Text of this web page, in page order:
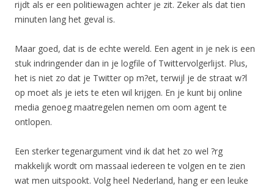
rijdt als er een politiewagen achter je zit. Zeker als dat tien
minuten lang het geval is.
Maar goed, dat is de echte wereld. Een agent in je nek is een
stuk indringender dan in je logfile of Twittervolgerlijst. Plus,
het is niet zo dat je Twitter op m?et, terwijl je de straat w?l
op moet als je iets te eten wil krijgen. En je kunt bij online
media genoeg maatregelen nemen om oom agent te
ontlopen.
Een sterker tegenargument vind ik dat het zo wel ?rg
makkelijk wordt om massaal iedereen te volgen en te zien
wat men uitspookt. Volg heel Nederland, hang er een leuke